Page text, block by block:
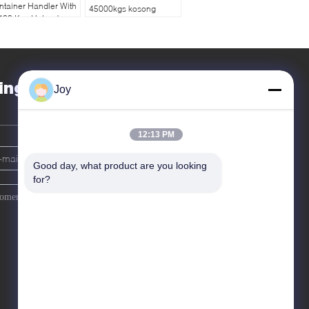
Handler With
Kgs Unload
45000kgs kosong
QSM11-330 Mesin
pesan
Joy
12:13 PM
Good day, what product are you looking
for?